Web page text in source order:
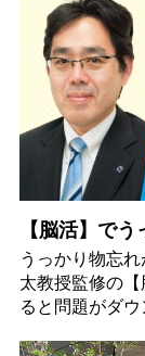
【脳活】で
うっかり物忘
太教授監修の
ると問題がダウ